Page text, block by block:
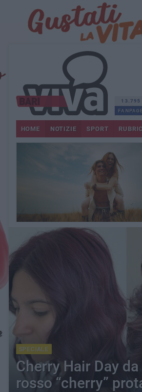
13.795
HOME NOTIZIE SPORT
SPECIALE
Cherry Hair Day
rosso “cherry”